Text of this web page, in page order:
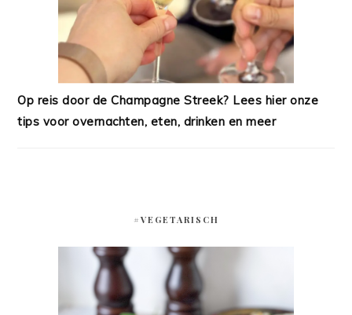
Op reis door de Champagne Streek? Lees hier onze
tips voor overnachten, eten, drinken en meer
#VEGETARISCH